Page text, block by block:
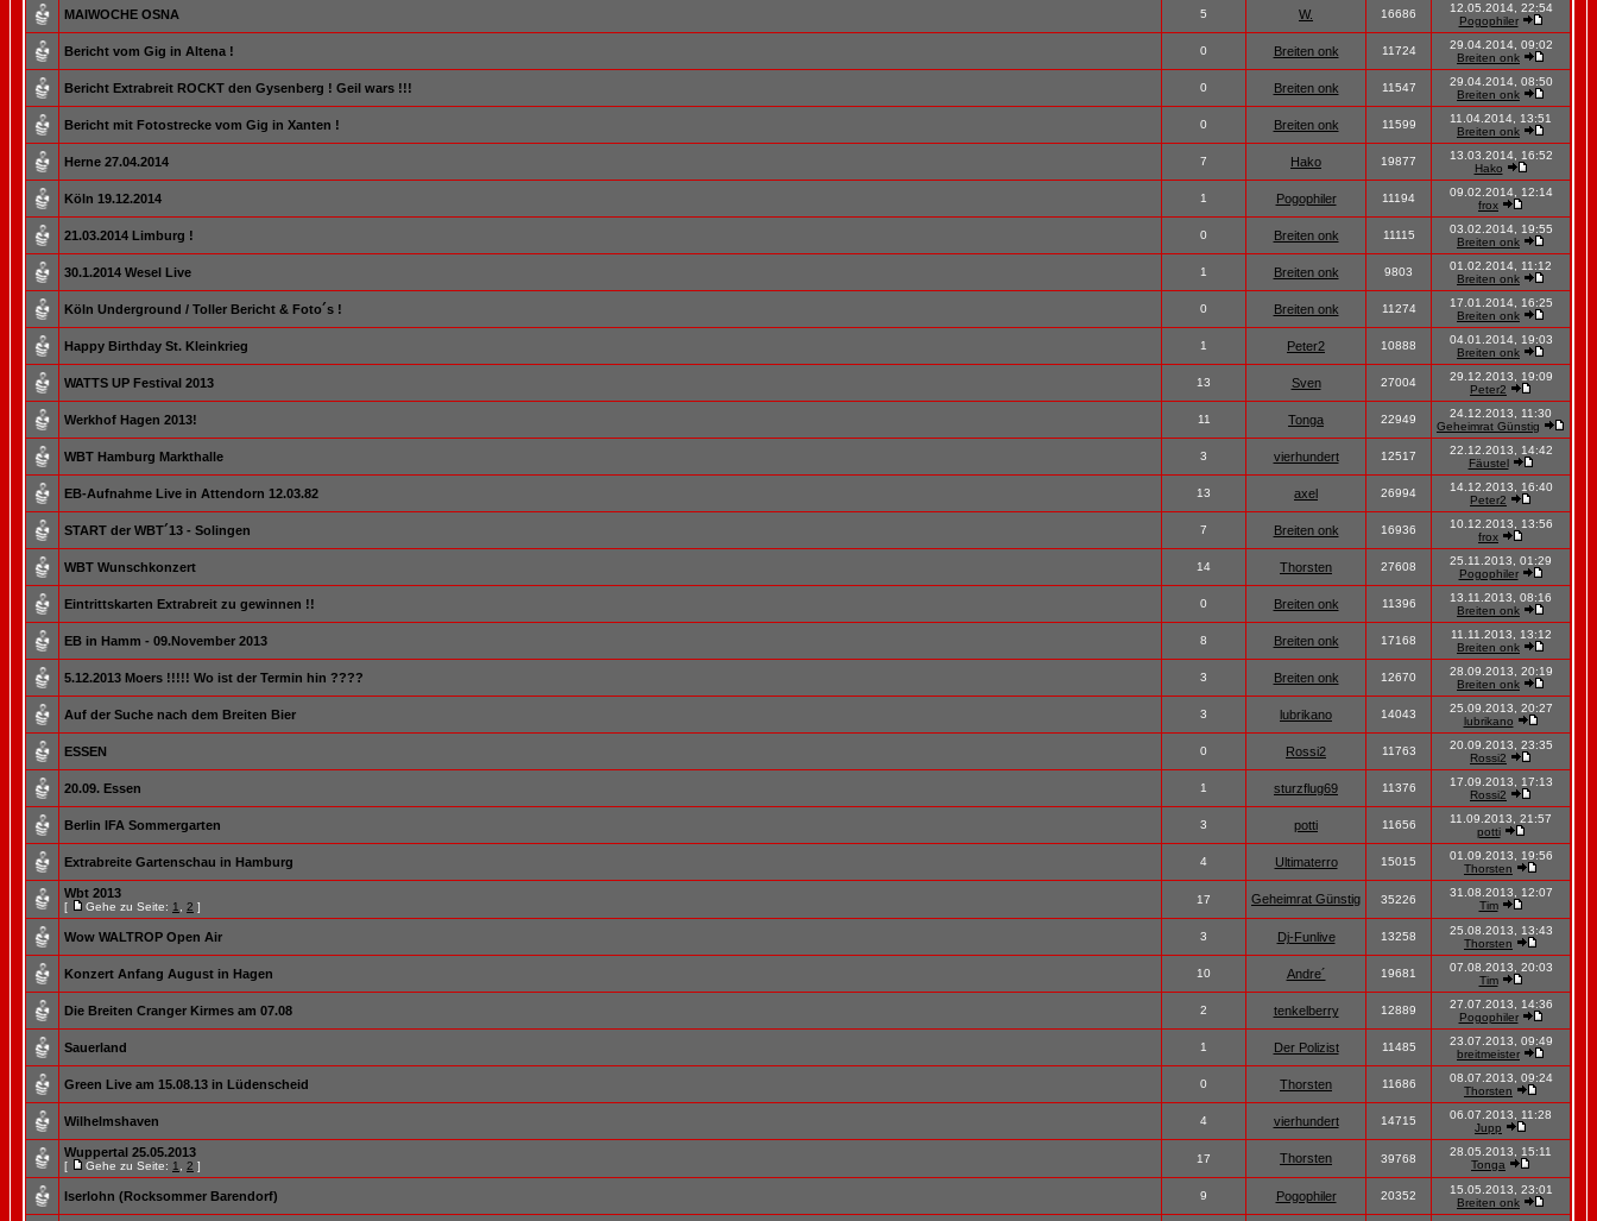
MAIWOCHE OSNA 5 W. 16686
12.05.2014, 22:54
Pogophiler
Bericht vom Gig in Altena ! 0 Breiten onk 11724
29.04.2014, 09:02
Breiten onk
Bericht Extrabreit ROCKT den Gysenberg ! Geil wars !!! 0 Breiten onk 11547
29.04.2014, 08:50
Breiten onk
Bericht mit Fotostrecke vom Gig in Xanten ! 0 Breiten onk 11599
11.04.2014, 13:51
Breiten onk
Herne 27.04.2014 7 Hako 19877
13.03.2014, 16:52
Hako
Köln 19.12.2014 1 Pogophiler 11194
09.02.2014, 12:14
frox
21.03.2014 Limburg ! 0 Breiten onk 11115
03.02.2014, 19:55
Breiten onk
30.1.2014 Wesel Live 1 Breiten onk 9803
01.02.2014, 11:12
Breiten onk
Köln Underground / Toller Bericht & Foto´s ! 0 Breiten onk 11274
17.01.2014, 16:25
Breiten onk
Happy Birthday St. Kleinkrieg 1 Peter2 10888
04.01.2014, 19:03
Breiten onk
WATTS UP Festival 2013 13 Sven 27004
29.12.2013, 19:09
Peter2
Werkhof Hagen 2013! 11 Tonga 22949
24.12.2013, 11:30
Geheimrat Günstig
WBT Hamburg Markthalle 3 vierhundert 12517
22.12.2013, 14:42
Fäustel
EB-Aufnahme Live in Attendorn 12.03.82 13 axel 26994
14.12.2013, 16:40
Peter2
START der WBT´13 - Solingen 7 Breiten onk 16936
10.12.2013, 13:56
frox
WBT Wunschkonzert 14 Thorsten 27608
25.11.2013, 01:29
Pogophiler
Eintrittskarten Extrabreit zu gewinnen !! 0 Breiten onk 11396
13.11.2013, 08:16
Breiten onk
EB in Hamm - 09.November 2013 8 Breiten onk 17168
11.11.2013, 13:12
Breiten onk
5.12.2013 Moers !!!!! Wo ist der Termin hin ???? 3 Breiten onk 12670
28.09.2013, 20:19
Breiten onk
Auf der Suche nach dem Breiten Bier 3 lubrikano 14043
25.09.2013, 20:27
lubrikano
ESSEN 0 Rossi2 11763
20.09.2013, 23:35
Rossi2
20.09. Essen 1 sturzflug69 11376
17.09.2013, 17:13
Rossi2
Berlin IFA Sommergarten 3 potti 11656
11.09.2013, 21:57
potti
Extrabreite Gartenschau in Hamburg 4 Ultimaterro 15015
01.09.2013, 19:56
Thorsten
Wbt 2013
[ Gehe zu Seite: 1 2 ]
17 Geheimrat Günstig 35226
31.08.2013, 12:07
Tim
Wow WALTROP Open Air 3 Dj-Funlive 13258
25.08.2013, 13:43
Thorsten
Konzert Anfang August in Hagen 10 Andre´ 19681
07.08.2013, 20:03
Tim
Die Breiten Cranger Kirmes am 07.08 2 tenkelberry 12889
27.07.2013, 14:36
Pogophiler
Sauerland 1 Der Polizist 11485
23.07.2013, 09:49
breitmeister
Green Live am 15.08.13 in Lüdenscheid 0 Thorsten 11686
08.07.2013, 09:24
Thorsten
Wilhelmshaven 4 vierhundert 14715
06.07.2013, 11:28
Jupp
Wuppertal 25.05.2013
[ Gehe zu Seite: 1 2 ]
17 Thorsten 39768
28.05.2013, 15:11
Tonga
Iserlohn (Rocksommer Barendorf) 9 Pogophiler 20352
15.05.2013, 23:01
Breiten onk